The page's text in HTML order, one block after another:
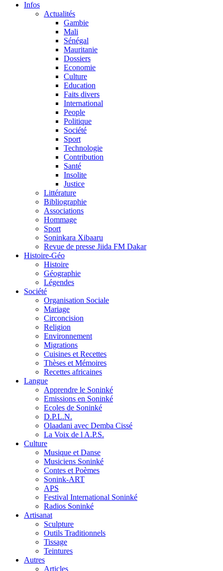
Infos
Actualités
Gambie
Mali
Sénégal
Mauritanie
Dossiers
Economie
Culture
Education
Faits divers
International
People
Politique
Société
Sport
Technologie
Contribution
Santé
Insolite
Justice
Littérature
Bibliographie
Associations
Hommage
Sport
Soninkara Xibaaru
Revue de presse Jiida FM Dakar
Histoire-Géo
Histoire
Géographie
Légendes
Société
Organisation Sociale
Mariage
Circoncision
Religion
Environnement
Migrations
Cuisines et Recettes
Thèses et Mémoires
Recettes africaines
Langue
Apprendre le Soninké
Emissions en Soninké
Ecoles de Soninké
D.P.L.N.
Olaadani avec Demba Cissé
La Voix de l A.P.S.
Culture
Musique et Danse
Musiciens Soninké
Contes et Poèmes
Sonink-ART
APS
Festival International Soninké
Radios Soninké
Artisanat
Sculpture
Outils Traditionnels
Tissage
Teintures
Autres
Articles